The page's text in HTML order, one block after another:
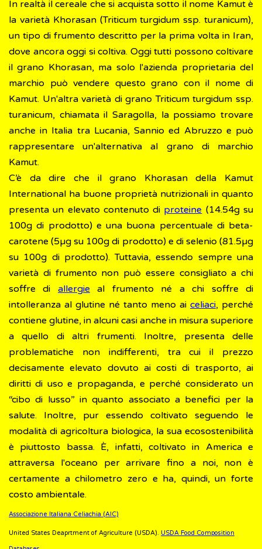
In realtà il cereale che si acquista sotto il nome Kamut è
la varietà Khorasan (Triticum turgidum ssp. turanicum),
un tipo di frumento descritto per la prima volta in Iran,
dove ancora oggi si coltiva. Oggi tutti possono coltivare
il grano Khorasan, ma solo l'azienda proprietaria del
marchio può vendere questo grano con il nome di
Kamut. Un'altra varietà di grano Triticum turgidum ssp.
turanicum, chiamata il Saragolla, la possiamo trovare
anche in Italia tra Lucania, Sannio ed Abruzzo e può
rappresentare un'alternativa al grano di marchio
Kamut.
C’è da dire che il grano Khorasan della Kamut
International ha buone proprietà nutrizionali in quanto
presenta un elevato contenuto di proteine (14.54g su
100g di prodotto) e una buona percentuale di beta-
carotene (5µg su 100g di prodotto) e di selenio (81.5µg
su 100g di prodotto). Tuttavia, essendo sempre una
varietà di frumento non può essere consigliato a chi
soffre di allergie al frumento né a chi soffre di
intolleranza al glutine né tanto meno ai celiaci, perché
contiene glutine, in alcuni casi anche in misura superiore
a quello di altri frumenti. Inoltre, presenta delle
problematiche non indifferenti, tra cui il prezzo
decisamente elevato dovuto ai costi di trasporto, ai
diritti di uso e propaganda, e perché considerato un
“cibo di lusso” in quanto associato a benefici per la
salute. Inoltre, pur essendo coltivato seguendo le
modalità di agricoltura biologica, la sua ecosostenibilità
è piuttosto bassa. È, infatti, coltivato in America e
attraversa l'oceano per arrivare fino a noi, non è
certamente a chilometro zero e ha, quindi, un forte
costo ambientale.
Associazione Italiana Celiachia (AIC)
United States Deaprtment of Agriculture (USDA). USDA Food Composition